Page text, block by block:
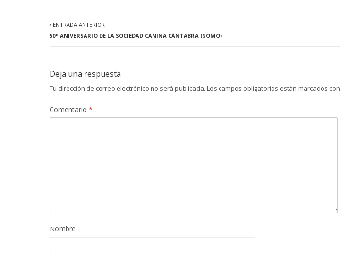
ENTRADA ANTERIOR
50° ANIVERSARIO DE LA SOCIEDAD CANINA CÁNTABRA (SOMO)
Deja una respuesta
Tu dirección de correo electrónico no será publicada. Los campos obligatorios están marcados con
Comentario *
Nombre